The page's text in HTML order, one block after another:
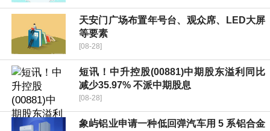
天安门广场布置年号台、观众席、LED大屏
等要素
[08-28]
短讯！中升控股(00881)中期股东溢利同比
减少35.97% 不派中期股息
[08-28]
象屿铝业申请一种低回弹汽车用 5 系铝合金